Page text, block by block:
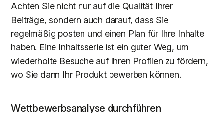
Achten Sie nicht nur auf die Qualität Ihrer
Beiträge, sondern auch darauf, dass Sie
regelmäßig posten und einen Plan für Ihre Inhalte
haben. Eine Inhaltsserie ist ein guter Weg, um
wiederholte Besuche auf Ihren Profilen zu fördern,
wo Sie dann Ihr Produkt bewerben können.
Wettbewerbsanalyse durchführen